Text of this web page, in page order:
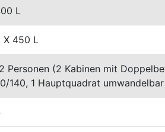
L
X 450 L
Personen (2 Kabinen mit
140, 1 Hauptquadrat